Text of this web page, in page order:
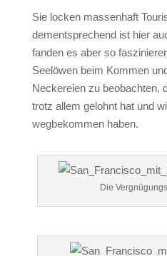
Sie locken massenhaft
dementsprechend ist hier
fanden es aber so
Seelöwen beim Kommen
Neckereien zu beobachten,
trotz allem gelohnt hat und
wegbekommen haben.
Die